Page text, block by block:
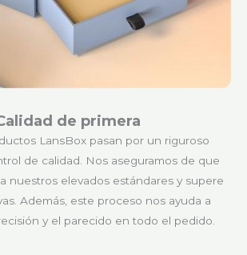
de primera
LansBox pasan por un riguroso
de calidad. Nos aseguramos de que
nuestros elevados estándares y supere
Además, este proceso nos ayuda a
y el parecido en todo el pedido.